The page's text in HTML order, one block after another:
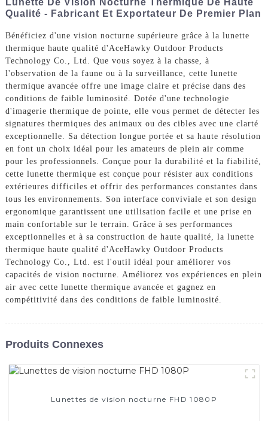
Qualité - Fabricant Et Exportateur De Premier Plan
Bénéficiez d'une vision nocturne supérieure grâce à la lunette
thermique haute qualité d'AceHawky Outdoor Products
Technology Co., Ltd. Que vous soyez à la chasse, à
l'observation de la faune ou à la surveillance, cette lunette
thermique avancée offre une image claire et précise dans des
conditions de faible luminosité. Dotée d'une technologie
d'imagerie thermique de pointe, elle vous permet de détecter les
signatures thermiques des animaux ou des cibles avec une clarté
exceptionnelle. Sa détection longue portée et sa haute résolution
en font un choix idéal pour les amateurs de plein air comme
pour les professionnels. Conçue pour la durabilité et la fiabilité,
cette lunette thermique est conçue pour résister aux conditions
extérieures difficiles et offrir des performances constantes dans
tous les environnements. Son interface conviviale et son design
ergonomique garantissent une utilisation facile et une prise en
main confortable sur le terrain. Grâce à ses performances
exceptionnelles et à sa construction de haute qualité, la lunette
thermique haute qualité d'AceHawky Outdoor Products
Technology Co., Ltd. est l'outil idéal pour améliorer vos
capacités de vision nocturne. Améliorez vos expériences en plein
air avec cette lunette thermique avancée et gagnez en
compétitivité dans des conditions de faible luminosité.
Produits Connexes
Lunettes de vision nocturne FHD 1080P